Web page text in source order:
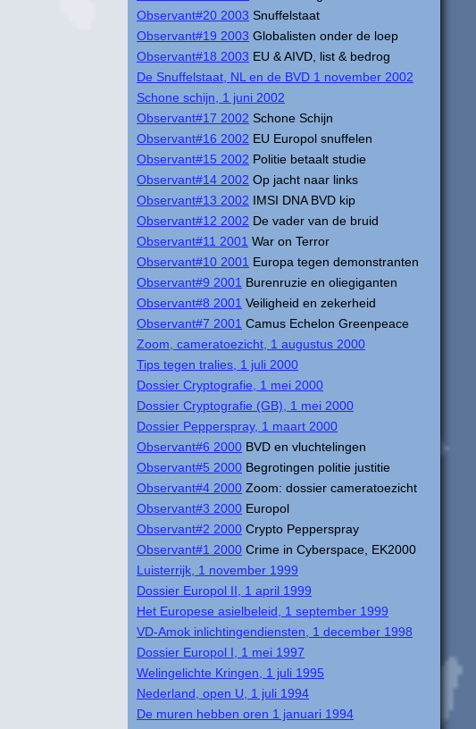
Observant#20 2003 Snuffelstaat
Observant#19 2003 Globalisten onder de loep
Observant#18 2003 EU & AIVD, list & bedrog
De Snuffelstaat, NL en de BVD 1 november 2002
Schone schijn, 1 juni 2002
Observant#17 2002 Schone Schijn
Observant#16 2002 EU Europol snuffelen
Observant#15 2002 Politie betaalt studie
Observant#14 2002 Op jacht naar links
Observant#13 2002 IMSI DNA BVD kip
Observant#12 2002 De vader van de bruid
Observant#11 2001 War on Terror
Observant#10 2001 Europa tegen demonstranten
Observant#9 2001 Burenruzie en oliegiganten
Observant#8 2001 Veiligheid en zekerheid
Observant#7 2001 Camus Echelon Greenpeace
Zoom, cameratoezicht, 1 augustus 2000
Tips tegen tralies, 1 juli 2000
Dossier Cryptografie, 1 mei 2000
Dossier Cryptografie (GB), 1 mei 2000
Dossier Pepperspray, 1 maart 2000
Observant#6 2000 BVD en vluchtelingen
Observant#5 2000 Begrotingen politie justitie
Observant#4 2000 Zoom: dossier cameratoezicht
Observant#3 2000 Europol
Observant#2 2000 Crypto Pepperspray
Observant#1 2000 Crime in Cyberspace, EK2000
Luisterrijk, 1 november 1999
Dossier Europol II, 1 april 1999
Het Europese asielbeleid, 1 september 1999
VD-Amok inlichtingendiensten, 1 december 1998
Dossier Europol I, 1 mei 1997
Welingelichte Kringen, 1 juli 1995
Nederland, open U, 1 juli 1994
De muren hebben oren 1 januari 1994